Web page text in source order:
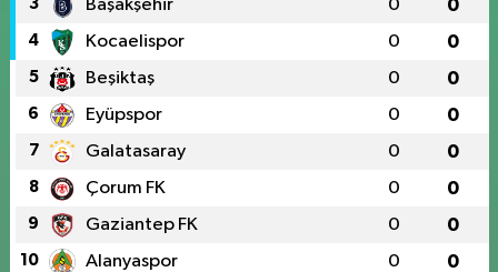
3 Başakşehir 0 0
4 Kocaelispor 0 0
5 Beşiktaş 0 0
6 Eyüpspor 0 0
7 Galatasaray 0 0
8 Çorum FK 0 0
9 Gaziantep FK 0 0
10 Alanyaspor 0 0